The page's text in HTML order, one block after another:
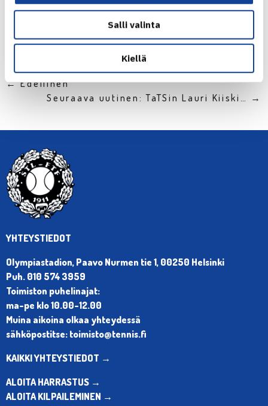
Salli valinta
Kiellä
← Edellinen
Seuraava uutinen: TaTSin Lauri Kiiski… →
YHTEYSTIEDOT
Olympiastadion, Paavo Nurmen tie 1, 00250 Helsinki
Puh. 010 574 3959
Toimiston puhelinajat:
ma-pe klo 10.00-12.00
Muina aikoina olkaa yhteydessä
sähköpostitse: toimisto@tennis.fi
KAIKKI YHTEYSTIEDOT →
ALOITA HARRASTUS →
ALOITA KILPAILEMINEN →